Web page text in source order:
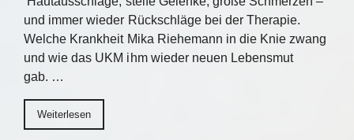
und immer wieder Rückschläge bei der Therapie.
Welche Krankheit Mika Riehemann in die Knie zwang
und wie das UKM ihm wieder neuen Lebensmut
gab. …
Weiterlesen